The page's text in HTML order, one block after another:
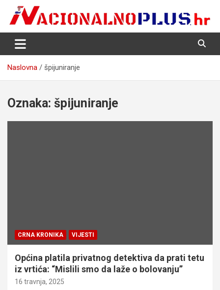
content
NacionalnoPlus.hr
Nacija želi znati više
Naslovna špijuniranje
Oznaka: špijuniranje
CRNA KRONIKA VIJESTI
Općina platila privatnog detektiva da prati tetu
iz vrtića: “Mislili smo da laže o bolovanju”
16 travnja, 2025